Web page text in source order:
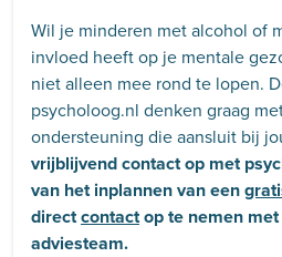
Wil je minderen met alcohol of
invloed heeft op je mentale
niet alleen mee rond te lopen.
psycholoog.nl denken graag
ondersteuning die aansluit bij
vrijblijvend contact op met
van het inplannen van een
directcontactop te nemen
adviesteam.